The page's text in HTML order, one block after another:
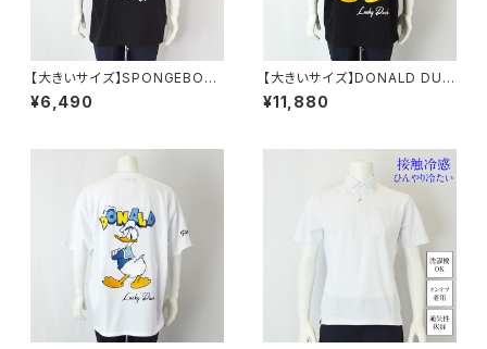
【大きいサイズ】SPONGEBOB
天竺プリント半袖Tシャツ｜メン
ズ 1278-6505 ブラック
¥6,490
【大きいサイズ】DONALD DUC
K半袖Tシャツ｜メンズ 1278-6
545 ブラック
¥11,880